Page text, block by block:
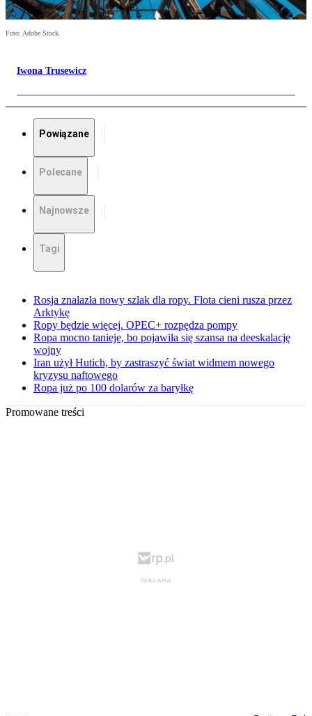
Foto: Adobe Stock
Iwona Trusewicz
Powiązane
Polecane
Najnowsze
Tagi
Rosja znalazła nowy szlak dla ropy. Flota cieni rusza przez
Arktykę
Ropy będzie więcej. OPEC+ rozpędza pompy
Ropa mocno tanieje, bo pojawiła się szansa na deeskalację
wojny
Iran użył Hutich, by zastraszyć świat widmem nowego
kryzysu naftowego
Ropa już po 100 dolarów za baryłkę
Promowane treści